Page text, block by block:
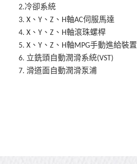
2.冷卻系統
3. X 、Y 、Z 、 H軸AC伺服馬達
4. X 、Y 、Z 、 H軸滾珠螺桿
5. X 、Y 、Z 、 H軸MPG手動進給裝置
6.立銑頭自動潤滑系統(VST)
7. 滑道面自動潤滑泵浦